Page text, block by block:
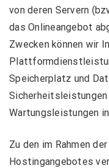
von deren Servern
das Onlineangebot
Zwecken können wir
Speicherplatz und
Wartungsleistungen
Zu den im Rahmen
Hostingangebotes